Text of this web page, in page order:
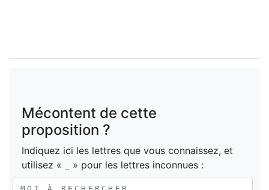
Mécontent de cette
proposition ?
Indiquez ici les lettres que vous connaissez, et
utilisez «
» pour les lettres inconnues :